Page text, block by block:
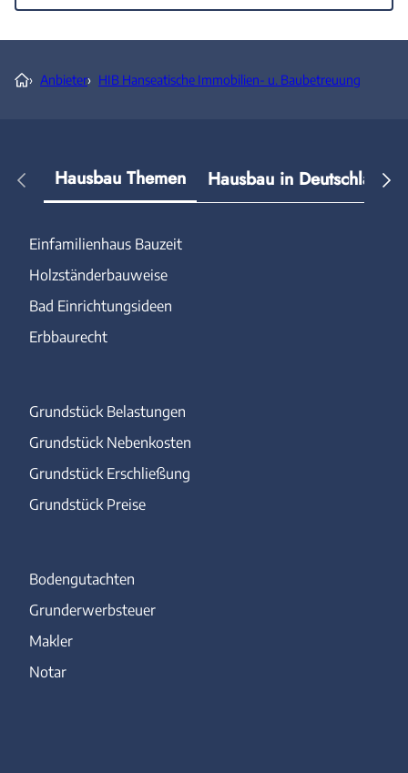
› Anbieter› HIB Hanseatische Immobilien- u. Baubetreuung
Hausbau Themen Hausbau in Deutschland
Einfamilienhaus Bauzeit
Holzständerbauweise
Bad Einrichtungsideen
Erbbaurecht
Grundstück Belastungen
Grundstück Nebenkosten
Grundstück Erschließung
Grundstück Preise
Bodengutachten
Grunderwerbsteuer
Makler
Notar